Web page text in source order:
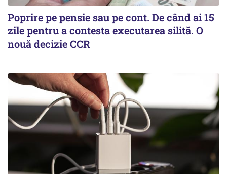
Poprire pe pensie sau pe cont. De când ai 15
zile pentru a contesta executarea silită. O
nouă decizie CCR